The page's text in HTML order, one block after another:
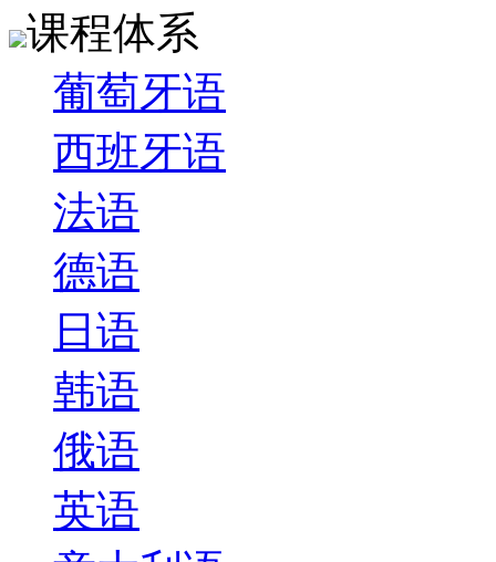
课程体系
葡萄牙语
西班牙语
法语
德语
日语
韩语
俄语
英语